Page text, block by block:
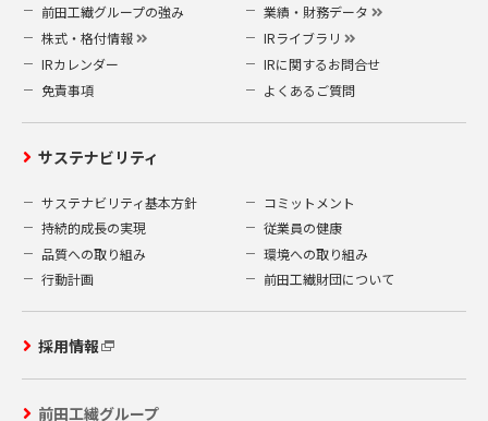
前田工繊グループの強み
業績・財務データ
株式・格付情報
IRライブラリ
IRカレンダー
IRに関するお問合せ
免責事項
よくあるご質問
サステナビリティ
サステナビリティ基本方針
コミットメント
持続的成長の実現
従業員の健康
品質への取り組み
環境への取り組み
行動計画
前田工繊財団について
採用情報
前田工繊グループ